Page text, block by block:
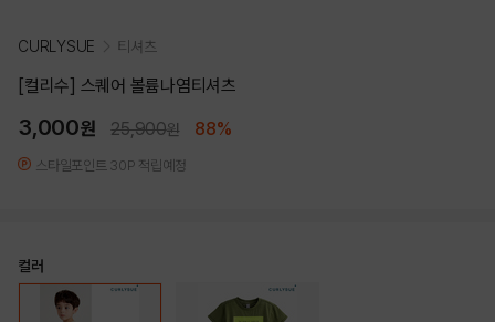
CURLYSUE 티셔츠
[컬리수] 스퀘어 볼륨나염티셔츠
3,000원 25,900원 88%
스타일포인트 30P 적립예정
컬러